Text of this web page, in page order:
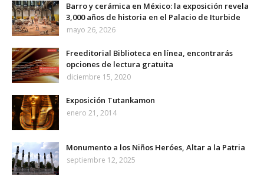
Barro y cerámica en México: la exposición revela
3,000 años de historia en el Palacio de Iturbide
mayo 26, 2026
Freeditorial Biblioteca en línea, encontrarás
opciones de lectura gratuita
diciembre 15, 2020
Exposición Tutankamon
enero 21, 2014
Monumento a los Niños Heróes, Altar a la Patria
septiembre 12, 2025